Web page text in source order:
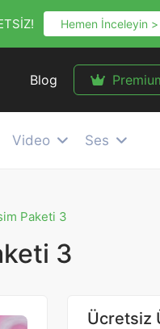
Hemen İnceleyin >
Blog
Video Ses
Paketi 3
3
Ücretsiz